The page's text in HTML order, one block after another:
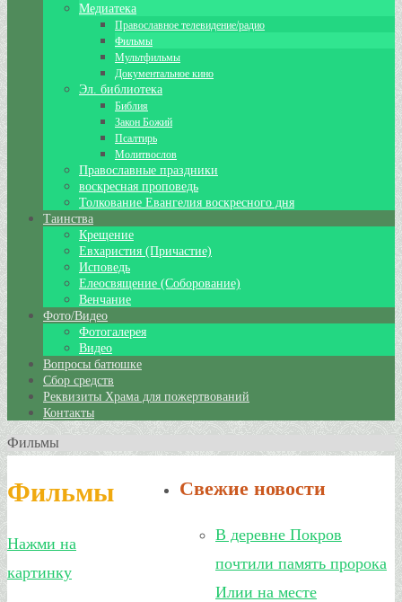
Медиатека
Православное телевидение/радио
Фильмы
Мультфильмы
Документальное кино
Эл. библиотека
Библия
Закон Божий
Псалтирь
Молитвослов
Православные праздники
воскресная проповедь
Толкование Евангелия воскресного дня
Таинства
Крещение
Евхаристия (Причастие)
Исповедь
Елеосвящение (Соборование)
Венчание
Фото/Видео
Фотогалерея
Видео
Вопросы батюшке
Сбор средств
Реквизиты Храма для пожертвований
Контакты
Фильмы
Фильмы
Нажми на
картинку
Свежие новости
В деревне Покров
почтили память пророка
Илии на месте